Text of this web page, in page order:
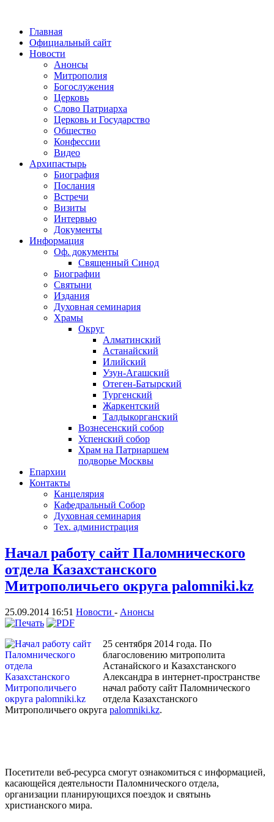
Главная
Официальный сайт
Новости
Анонсы
Митрополия
Богослужения
Церковь
Слово Патриарха
Церковь и Государство
Общество
Конфессии
Видео
Архипастырь
Биография
Послания
Встречи
Визиты
Интервью
Документы
Информация
Оф. документы
Священный Синод
Биографии
Святыни
Издания
Духовная семинария
Храмы
Округ
Алматинский
Астанайский
Илийский
Узун-Агашский
Отеген-Батырский
Тургенский
Жаркентский
Талдыкорганский
Вознесенский собор
Успенский собор
Храм на Патриаршем
подворье Москвы
Епархии
Контакты
Канцелярия
Кафедральный Собор
Духовная семинария
Тех. администрация
Начал работу сайт Паломнического
отдела Казахстанского
Митрополичьего округа palomniki.kz
25.09.2014 16:51 Новости - Анонсы
25 сентября 2014 года. По
благословению митрополита
Астанайского и Казахстанского
Александра в интернет-пространстве
начал работу сайт Паломнического
отдела Казахстанского
Митрополичьего округа palomniki.kz.
Посетители веб-ресурса смогут ознакомиться с информацией,
касающейся деятельности Паломнического отдела,
организации планирующихся поездок и святынь
христианского мира.